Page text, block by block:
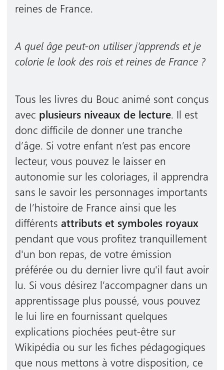
reines de France.
A quel âge peut-on utiliser j’apprends et je
colorie le look des rois et reines de France ?
Tous les livres du Bouc animé sont conçus
avec plusieurs niveaux de lecture. Il est
donc difficile de donner une tranche
d’âge. Si votre enfant n’est pas encore
lecteur, vous pouvez le laisser en
autonomie sur les coloriages, il apprendra
sans le savoir les personnages importants
de l’histoire de France ainsi que les
différents attributs et symboles royaux
pendant que vous profitez tranquillement
d'un bon repas, de votre émission
préférée ou du dernier livre qu'il faut avoir
lu. Si vous désirez l’accompagner dans un
apprentissage plus poussé, vous pouvez
le lui lire en fournissant quelques
explications piochées peut-être sur
Wikipédia ou sur les fiches pédagogiques
que nous mettons à votre disposition, ce